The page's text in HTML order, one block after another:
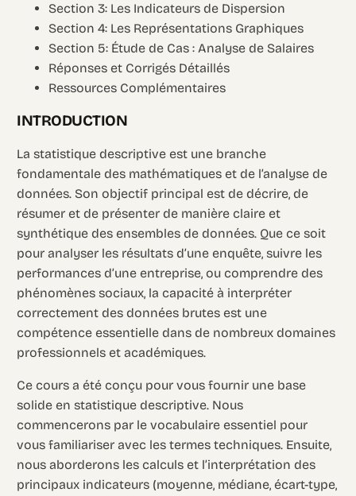
Section 3: Les Indicateurs de Dispersion
Section 4: Les Représentations Graphiques
Section 5: Étude de Cas : Analyse de Salaires
Réponses et Corrigés Détaillés
Ressources Complémentaires
INTRODUCTION
La statistique descriptive est une branche
fondamentale des mathématiques et de l’analyse de
données. Son objectif principal est de décrire, de
résumer et de présenter de manière claire et
synthétique des ensembles de données. Que ce soit
pour analyser les résultats d’une enquête, suivre les
performances d’une entreprise, ou comprendre des
phénomènes sociaux, la capacité à interpréter
correctement des données brutes est une
compétence essentielle dans de nombreux domaines
professionnels et académiques.
Ce cours a été conçu pour vous fournir une base
solide en statistique descriptive. Nous
commencerons par le vocabulaire essentiel pour
vous familiariser avec les termes techniques. Ensuite,
nous aborderons les calculs et l’interprétation des
principaux indicateurs (moyenne, médiane, écart-type,